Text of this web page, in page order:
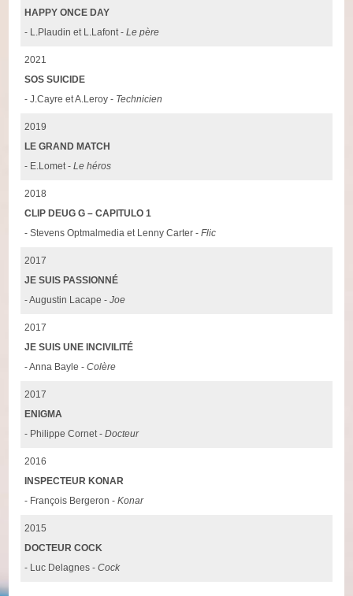
HAPPY ONCE DAY
- L.Plaudin et L.Lafont -Le père
2021
SOS SUICIDE
- J.Cayre et A.Leroy - Technicien
2019
LE GRAND MATCH
- E.Lomet -Le héros
2018
CLIP DEUG G – CAPITULO 1
- Stevens Optmalmedia et Lenny Carter -Flic
2017
JE SUIS PASSIONNÉ
- Augustin Lacape -Joe
2017
JE SUIS UNE INCIVILITÉ
- Anna Bayle -Colère
2017
ENIGMA
- Philippe Cornet -Docteur
2016
INSPECTEUR KONAR
- François Bergeron -Konar
2015
DOCTEUR COCK
- Luc Delagnes -Cock